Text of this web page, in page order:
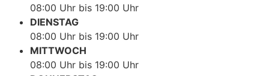
08:00 Uhr bis 19:00 Uhr
DIENSTAG
08:00 Uhr bis 19:00 Uhr
MITTWOCH
08:00 Uhr bis 19:00 Uhr